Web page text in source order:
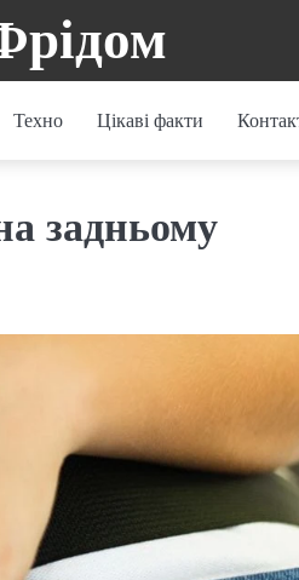
Техно Цікаві факти
задньому